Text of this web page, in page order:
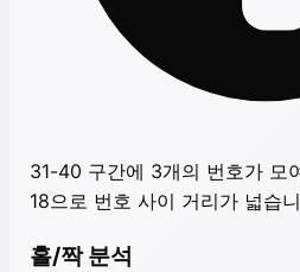
31-40 구간에 3개의 번호가 모
18으로 번호 사이 거리가 넓습
홀/짝 분석